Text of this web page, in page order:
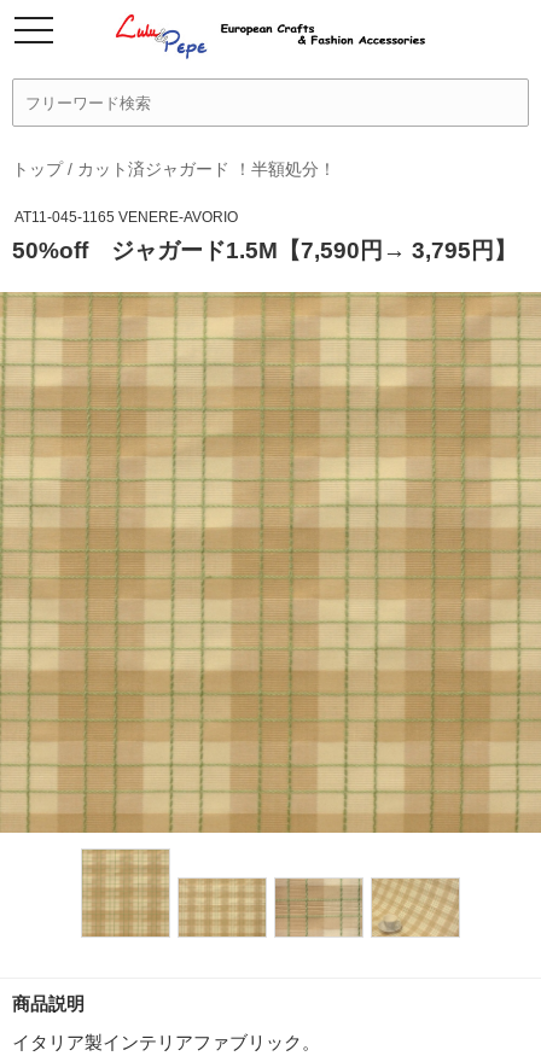
トップ/ カット済ジャガード ！半額処分！
AT11-045-1165 VENERE-AVORIO
50%off ジャガード1.5M【7,590円→ 3,795円】
商品説明
イタリア製インテリアファブリック。